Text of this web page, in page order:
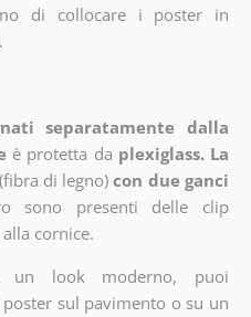
di collocare i poster in
separatamente dalla
è protetta da plexiglass. La
(fibra di legno) con due ganci
sono presenti delle clip
cornice.
un look moderno, puoi
sul pavimento o su un